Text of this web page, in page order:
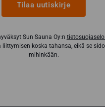
Tilaa uutiskirje
Sun Sauna Oy:n
liittymisen koska tahansa, eikä se
mihinkään.